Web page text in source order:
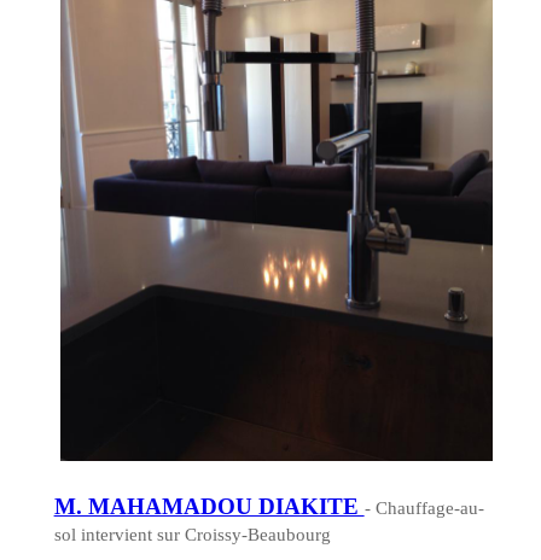
M. MAHAMADOU DIAKITE - Chauffage-au-
sol intervient sur Croissy-Beaubourg